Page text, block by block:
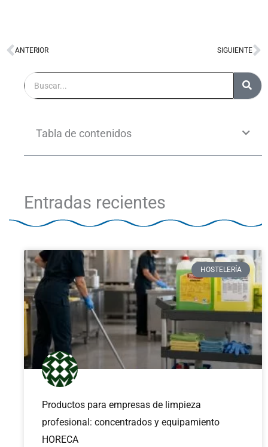
Ant
ANTERIOR SIGUIENTE
Buscar
Tabla de contenidos
Entradas recientes
HOSTELERÍA
Productos para empresas de limpieza
profesional: concentrados y equipamiento
HORECA